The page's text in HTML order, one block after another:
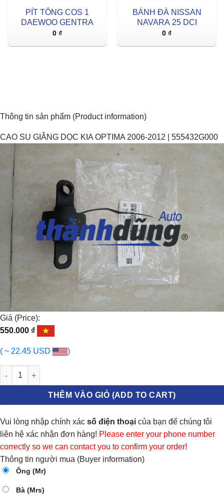
PÍT TÔNG COS 1
DAEWOO GENTRA
0 ₫
BÁNH ĐÀ NISSAN
NAVARA 25 DCI
0 ₫
Thông tin sản phẩm (Product information)
CAO SU GIẰNG DỌC KIA OPTIMA 2006-2012 | 555432G000
Giá (Price):
550.000 ₫
( ~ 22.45 USD )
CAO SU GIẰNG DỌC KIA OPTIMA 2006-2012 | 555432G000 số
THÊM VÀO GIỎ (ADD TO CART)
Vui lòng nhập chính xác số điện thoại của bạn để chúng tôi
liên hệ xác nhận đơn hàng! Please enter your phone number
correctly so we can contact you to confirm your order!
Thông tin người mua (Buyer information)
Ông (Mr)
Bà (Mrs)